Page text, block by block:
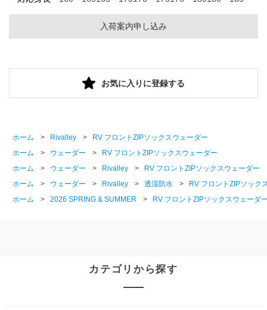
入荷案内申し込み
お気に入りに登録する
ホーム > Rivalley >
RV フロントZIPソックスウェーダー
ホーム
> ウェーダー >
RV フロントZIPソックスウェーダー
ホーム
> ウェーダー > Rivalley >
RV フロントZIPソックスウェーダー
ホーム
> ウェーダー > Rivalley > 透湿防水 >
RV フロントZIPソック
ホーム
> 2026 SPRING & SUMMER > RV フロントZIPソックスウェーダ
カテゴリから探す